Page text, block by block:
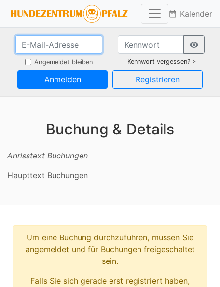
date_range Kalender
Angemeldet bleiben Kennwort vergessen? >
Anmelden Registrieren
Buchung & Details
Anrisstext Buchungen
Haupttext Buchungen
Um eine Buchung durchzuführen, müssen Sie
angemeldet und für Buchungen freigeschaltet
sein.
Falls Sie sich gerade erst registriert haben,